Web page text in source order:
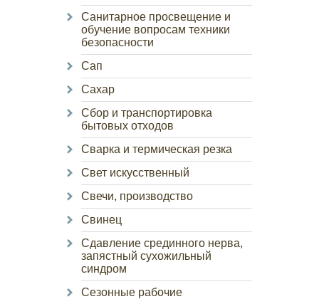
Санитарное просвещение и
обучение вопросам техники
безопасности
Сап
Сахар
Сбор и транспортировка
бытовых отходов
Сварка и термическая резка
Свет искусственный
Свечи, производство
Свинец
Сдавление срединного нерва,
запястный сухожильный
синдром
Сезонные рабочие